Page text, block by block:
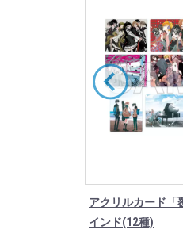
アクリルカード「
インド(12種)